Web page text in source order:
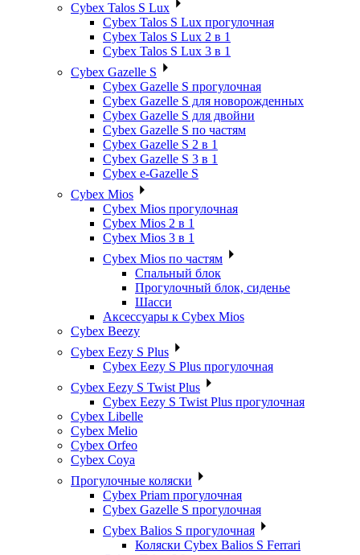
Cybex Talos S Lux
Cybex Talos S Lux прогулочная
Cybex Talos S Lux 2 в 1
Cybex Talos S Lux 3 в 1
Cybex Gazelle S
Cybex Gazelle S прогулочная
Cybex Gazelle S для новорожденных
Cybex Gazelle S для двойни
Cybex Gazelle S по частям
Cybex Gazelle S 2 в 1
Cybex Gazelle S 3 в 1
Cybex e-Gazelle S
Cybex Mios
Cybex Mios прогулочная
Cybex Mios 2 в 1
Cybex Mios 3 в 1
Cybex Mios по частям
Спальный блок
Прогулочный блок, сиденье
Шасси
Аксессуары к Cybex Mios
Cybex Beezy
Cybex Eezy S Plus
Cybex Eezy S Plus прогулочная
Cybex Eezy S Twist Plus
Cybex Eezy S Twist Plus прогулочная
Cybex Libelle
Cybex Melio
Cybex Orfeo
Cybex Coya
Прогулочные коляски
Cybex Priam прогулочная
Cybex Gazelle S прогулочная
Cybex Balios S прогулочная
Коляски Cybex Balios S Ferrari